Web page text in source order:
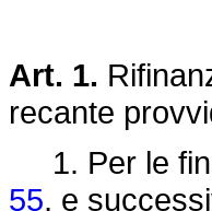
Art. 1.
recante
1. Per le
55, e